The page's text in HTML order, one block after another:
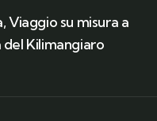
Viaggio su misura a
del Kilimangiaro